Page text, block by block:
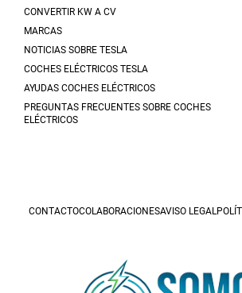
CONVERTIR KW A CV
MARCAS
NOTICIAS SOBRE TESLA
COCHES ELÉCTRICOS TESLA
AYUDAS COCHES ELÉCTRICOS
PREGUNTAS FRECUENTES SOBRE COCHES
ELÉCTRICOS
CONTACTOCOLABORACIONESAVISO LEGAL